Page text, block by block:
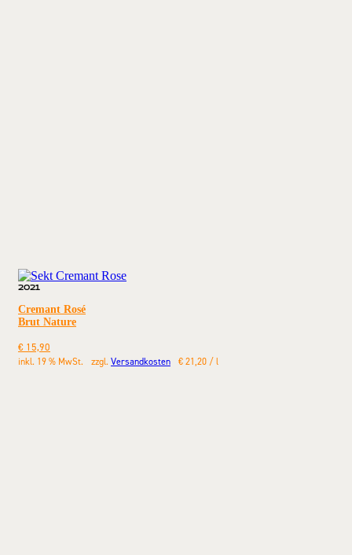
2021
Cremant Rosé
Brut Nature
€ 15,90
inkl. 19 % MwSt. zzgl. Versandkosten € 21,20 / l